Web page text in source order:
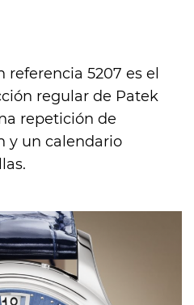
referencia 5207 es el
regular de Patek
repetición de
y un calendario